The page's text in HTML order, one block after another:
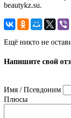
beautykz.su.
Ещё никто не
Напишите свой
Имя / Псевдоним
Плюсы